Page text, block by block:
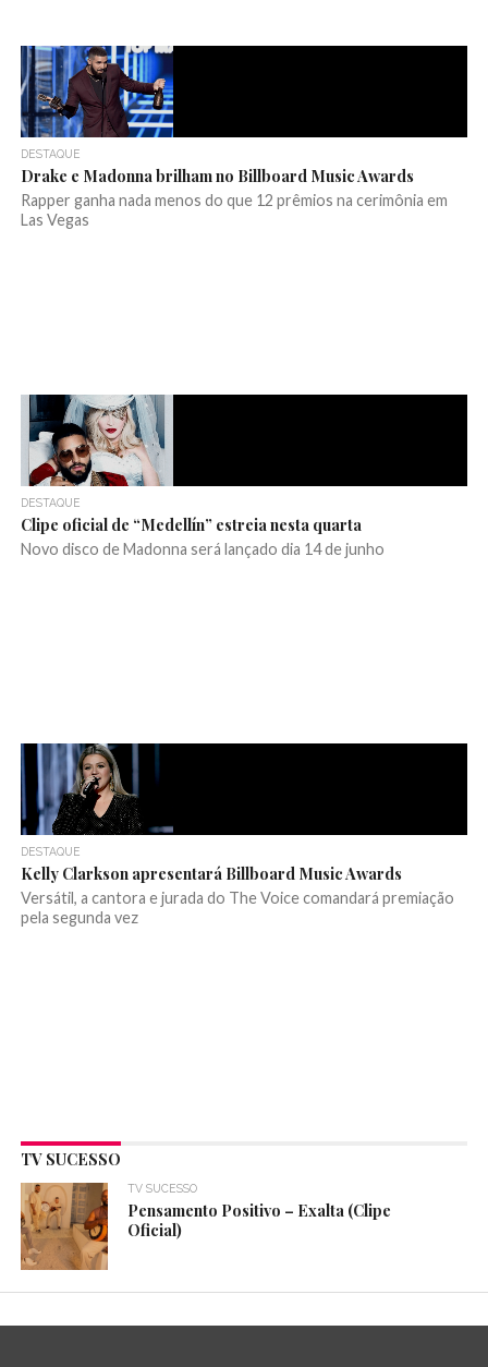
DESTAQUE
Drake e Madonna brilham no Billboard Music Awards
Rapper ganha nada menos do que 12 prêmios na cerimônia em
Las Vegas
DESTAQUE
Clipe oficial de “Medellín” estreia nesta quarta
Novo disco de Madonna será lançado dia 14 de junho
DESTAQUE
Kelly Clarkson apresentará Billboard Music Awards
Versátil, a cantora e jurada do The Voice comandará premiação
pela segunda vez
TV SUCESSO
TV SUCESSO
Pensamento Positivo – Exalta (Clipe
Oficial)